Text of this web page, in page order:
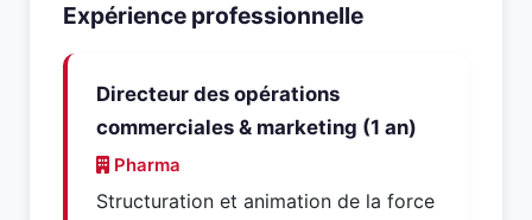
Expérience professionnelle
Directeur des opérations
commerciales & marketing (1 an)
Pharma
Structuration et animation de la force